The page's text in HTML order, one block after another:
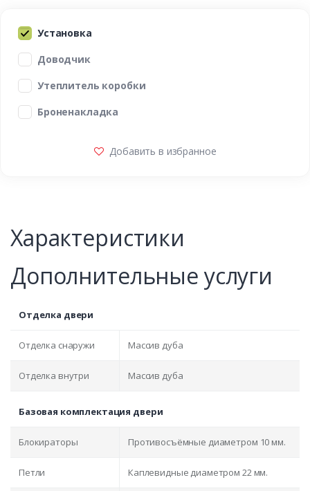
Установка
Доводчик
Утеплитель коробки
Броненакладка
Добавить в избранное
Характеристики
Дополнительные услуги
Отделка двери
Отделка снаружи Массив дуба
Отделка внутри Массив дуба
Базовая комплектация двери
Блокираторы Противосъёмные диаметром 10 мм.
Петли Каплевидные диаметром 22 мм.